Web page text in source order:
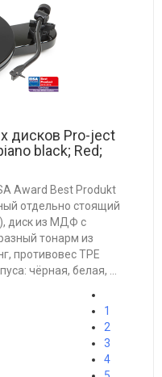
дисков Pro-ject
black; Red;
Award Best Produkt
отдельно стоящий
диск из МДФ с
тонарм из
противовес TPE
чёрная, белая, ...
1
2
3
4